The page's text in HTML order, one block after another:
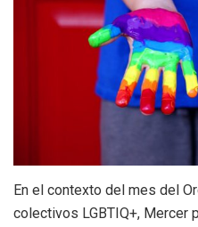
En el contexto del mes del
colectivos LGBTIQ+, Mercer